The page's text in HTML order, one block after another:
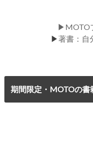
▶MOTO
▶著書：自
期間限定・MOTOの書